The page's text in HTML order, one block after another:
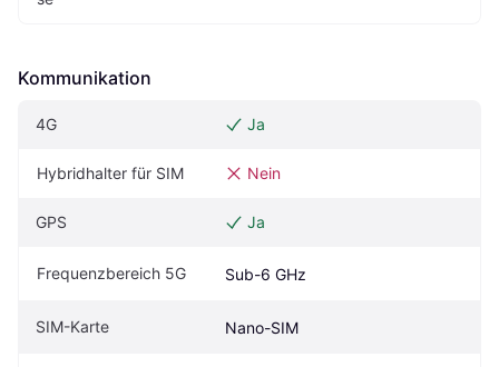
Kommunikation
4G Ja
Hybridhalter für SIM Nein
GPS Ja
Frequenzbereich 5G Sub-6 GHz
SIM-Karte Nano-SIM